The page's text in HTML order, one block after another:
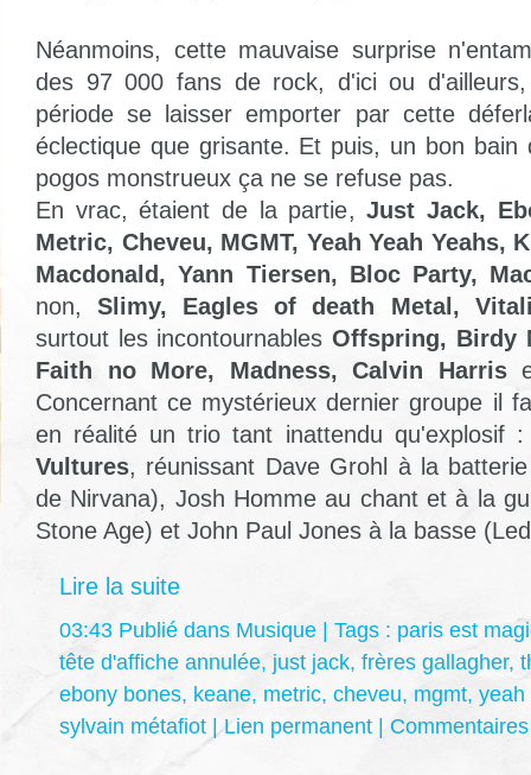
Néanmoins, cette mauvaise surprise
des 97 000 fans de rock, d'ici ou
période se laisser emporter par cette
éclectique que grisante. Et puis, un bon bain
pogos monstrueux ça ne se refuse pas.
En vrac, étaient de la partie,Just Jack,
Metric, Cheveu, MGMT, Yeah Yeah Yeahs,
Macdonald, Yann Tiersen, Bloc Party,
non,Slimy, Eagles of death Metal,
surtout les incontournablesOffspring, Birdy
Faith no More, Madness, Calvin Harris
Concernant ce mystérieux dernier groupe il
en réalité un trio tant inattendu qu'explosif
Vultures, réunissant Dave Grohl à la
de Nirvana), Josh Homme au chant et à la
Stone Age) et John Paul Jones à la basse
Lire la suite
03:43 Publié dans Musique | Tags : paris est
tête d'affiche annulée, just jack, frères gallagher,
ebony bones, keane, metric, cheveu, mgmt, yeah
sylvain métafiot |Lien permanent |